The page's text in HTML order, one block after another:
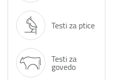
Testi za ptice
Testi za
govedo